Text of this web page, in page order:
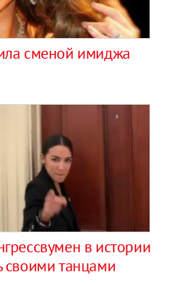
сменой имиджа
в истории
своими танцами